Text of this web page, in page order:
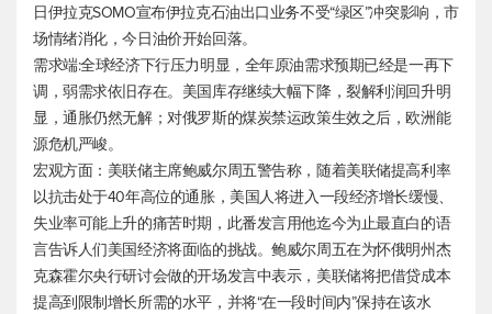
日伊拉克SOMO宣布伊拉克石油出口业务不受“绿区”冲突影响，市
场情绪消化，今日油价开始回落。
需求端:全球经济下行压力明显，全年原油需求预期已经是一再下
调，弱需求依旧存在。美国库存继续大幅下降，裂解利润回升明
显，通胀仍然无解；对俄罗斯的煤炭禁运政策生效之后，欧洲能
源危机严峻。
宏观方面：美联储主席鲍威尔周五警告称，随着美联储提高利率
以抗击处于40年高位的通胀，美国人将进入一段经济增长缓慢、
失业率可能上升的痛苦时期，此番发言用他迄今为止最直白的语
言告诉人们美国经济将面临的挑战。鲍威尔周五在为怀俄明州杰
克森霍尔央行研讨会做的开场发言中表示，美联储将把借贷成本
提高到限制增长所需的水平，并将“在一段时间内”保持在该水